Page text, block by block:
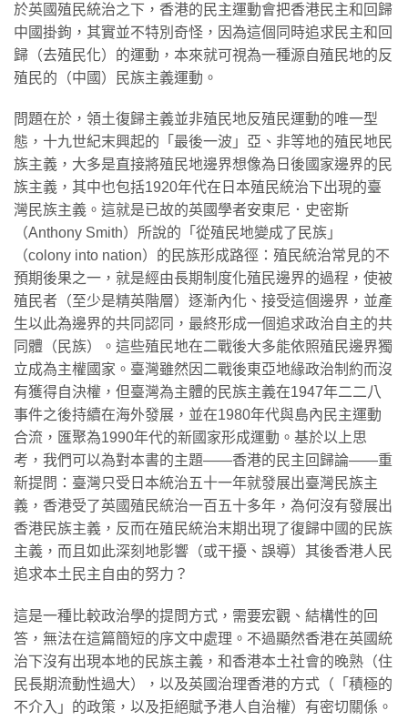
於英國殖民統治之下，香港的民主運動會把香港民主和回歸
中國掛鉤，其實並不特別奇怪，因為這個同時追求民主和回
歸（去殖民化）的運動，本來就可視為一種源自殖民地的反
殖民的（中國）民族主義運動。
問題在於，領土復歸主義並非殖民地反殖民運動的唯一型
態，十九世紀末興起的「最後一波」亞、非等地的殖民地民
族主義，大多是直接將殖民地邊界想像為日後國家邊界的民
族主義，其中也包括1920年代在日本殖民統治下出現的臺
灣民族主義。這就是已故的英國學者安東尼．史密斯
（Anthony Smith）所說的「從殖民地變成了民族」
（colony into nation）的民族形成路徑：殖民統治常見的不
預期後果之一，就是經由長期制度化殖民邊界的過程，使被
殖民者（至少是精英階層）逐漸內化、接受這個邊界，並產
生以此為邊界的共同認同，最終形成一個追求政治自主的共
同體（民族）。這些殖民地在二戰後大多能依照殖民邊界獨
立成為主權國家。臺灣雖然因二戰後東亞地緣政治制約而沒
有獲得自決權，但臺灣為主體的民族主義在1947年二二八
事件之後持續在海外發展，並在1980年代與島內民主運動
合流，匯聚為1990年代的新國家形成運動。基於以上思
考，我們可以為對本書的主題——香港的民主回歸論——重
新提問：臺灣只受日本統治五十一年就發展出臺灣民族主
義，香港受了英國殖民統治一百五十多年，為何沒有發展出
香港民族主義，反而在殖民統治末期出現了復歸中國的民族
主義，而且如此深刻地影響（或干擾、誤導）其後香港人民
追求本土民主自由的努力？
這是一種比較政治學的提問方式，需要宏觀、結構性的回
答，無法在這篇簡短的序文中處理。不過顯然香港在英國統
治下沒有出現本地的民族主義，和香港本土社會的晚熟（住
民長期流動性過大），以及英國治理香港的方式（「積極的
不介入」的政策，以及拒絕賦予港人自治權）有密切關係。